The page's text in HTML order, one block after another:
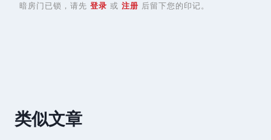
暗房门已锁，请先 登录 或 注册 后留下您的印记。
类似文章